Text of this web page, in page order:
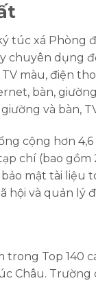
túc xá Phòng
chuyên dụng
màu, điện
bàn,
và bàn,
cộng hơn
chí (bao
mật tài liệu
hội và quản lý
trong Top 140
Châu.